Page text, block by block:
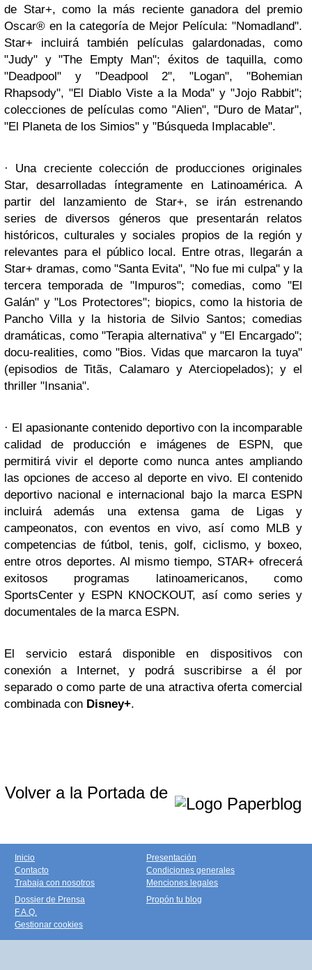
de Star+, como la más reciente ganadora del premio
Oscar® en la categoría de Mejor Película: "Nomadland".
Star+ incluirá también películas galardonadas, como
"Judy" y "The Empty Man"; éxitos de taquilla, como
"Deadpool" y "Deadpool 2", "Logan", "Bohemian
Rhapsody", "El Diablo Viste a la Moda" y "Jojo Rabbit";
colecciones de películas como "Alien", "Duro de Matar",
"El Planeta de los Simios" y "Búsqueda Implacable".
· Una creciente colección de producciones originales
Star, desarrolladas íntegramente en Latinoamérica. A
partir del lanzamiento de Star+, se irán estrenando
series de diversos géneros que presentarán relatos
históricos, culturales y sociales propios de la región y
relevantes para el público local. Entre otras, llegarán a
Star+ dramas, como "Santa Evita", "No fue mi culpa" y la
tercera temporada de "Impuros"; comedias, como "El
Galán" y "Los Protectores"; biopics, como la historia de
Pancho Villa y la historia de Silvio Santos; comedias
dramáticas, como "Terapia alternativa" y "El Encargado";
docu-realities, como "Bios. Vidas que marcaron la tuya"
(episodios de Titãs, Calamaro y Aterciopelados); y el
thriller "Insania".
· El apasionante contenido deportivo con la incomparable
calidad de producción e imágenes de ESPN, que
permitirá vivir el deporte como nunca antes ampliando
las opciones de acceso al deporte en vivo. El contenido
deportivo nacional e internacional bajo la marca ESPN
incluirá además una extensa gama de Ligas y
campeonatos, con eventos en vivo, así como MLB y
competencias de fútbol, tenis, golf, ciclismo, y boxeo,
entre otros deportes. Al mismo tiempo, STAR+ ofrecerá
exitosos programas latinoamericanos, como
SportsCenter y ESPN KNOCKOUT, así como series y
documentales de la marca ESPN.
El servicio estará disponible en dispositivos con
conexión a Internet, y podrá suscribirse a él por
separado o como parte de una atractiva oferta comercial
combinada con Disney+.
Volver a la Portada de
Inicio
Contacto
Trabaja con nosotros
Presentación
Condiciones generales
Menciones legales
Dossier de Prensa
F.A.Q.
Gestionar cookies
Propón tu blog